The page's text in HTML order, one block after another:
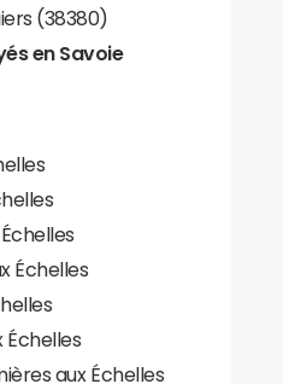
(38380)
en Savoie
Échelles
Échelles
aux Échelles